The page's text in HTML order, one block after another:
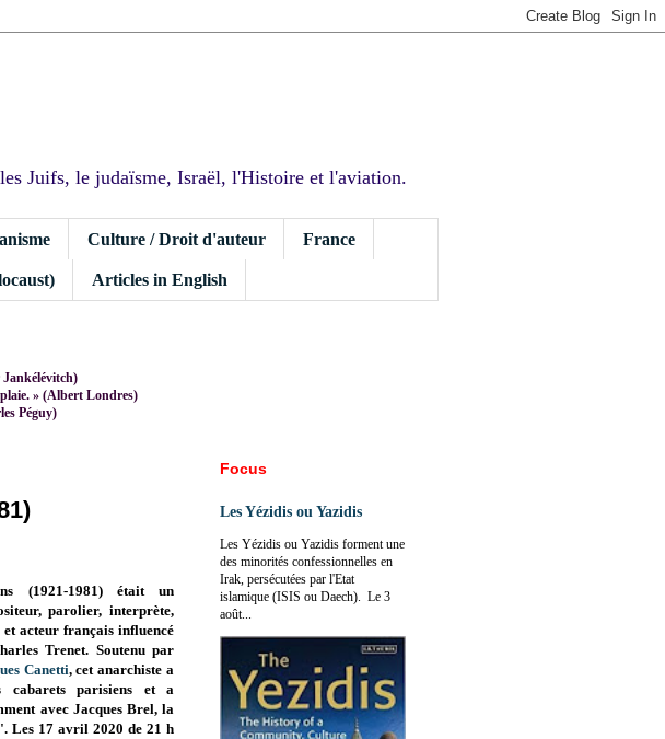
Juifs, le judaïsme, Israël, l'Histoire et l'aviation.
Culture / Droit d'auteur France
Articles in English
Jankélévitch)
» (Albert Londres)
Péguy)
(1921-1981) était un
parolier, interprète,
acteur français influencé
Trenet. Soutenu par
Canetti, cet anarchiste a
cabarets parisiens et a
avec Jacques Brel, la
Les 17 avril 2020 de 21 h
Focus
Les Yézidis ou Yazidis
Les Yézidis ou Yazidis forment une
des minorités confessionnelles en
Irak, persécutées par l'Etat
islamique (ISIS ou Daech). Le 3
août...